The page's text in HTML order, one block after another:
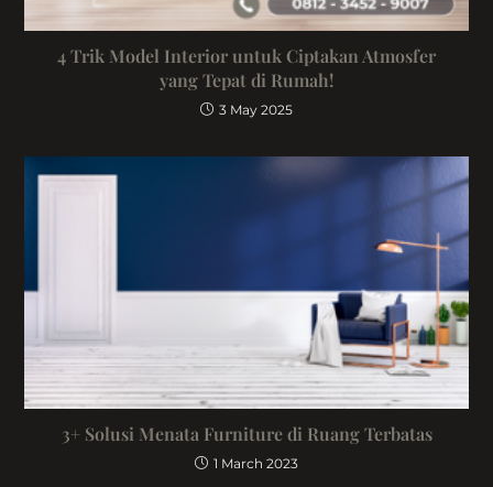
4 Trik Model Interior untuk Ciptakan Atmosfer
yang Tepat di Rumah!
3 May 2025
3+ Solusi Menata Furniture di Ruang Terbatas
1 March 2023